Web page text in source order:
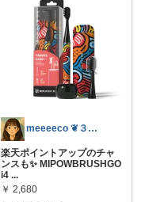
meeeeco ❦３児ママ ❦
楽天ポイントアップのチャ
ンスも✨ MIPOWBRUSHGO
i4 ...
￥ 2,680